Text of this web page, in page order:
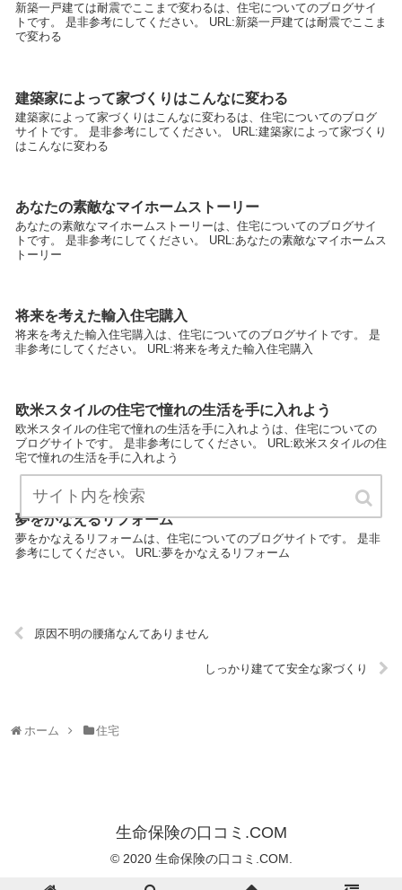
新築一戸建ては耐震でここまで変わるは、住宅についてのブログサイ
トです。 是非参考にしてください。 URL:新築一戸建ては耐震でここま
で変わる
建築家によって家づくりはこんなに変わる
建築家によって家づくりはこんなに変わるは、住宅についてのブログ
サイトです。 是非参考にしてください。 URL:建築家によって家づくり
はこんなに変わる
あなたの素敵なマイホームストーリー
あなたの素敵なマイホームストーリーは、住宅についてのブログサイ
トです。 是非参考にしてください。 URL:あなたの素敵なマイホームス
トーリー
将来を考えた輸入住宅購入
将来を考えた輸入住宅購入は、住宅についてのブログサイトです。 是
非参考にしてください。 URL:将来を考えた輸入住宅購入
欧米スタイルの住宅で憧れの生活を手に入れよう
欧米スタイルの住宅で憧れの生活を手に入れようは、住宅についての
ブログサイトです。 是非参考にしてください。 URL:欧米スタイルの住
宅で憧れの生活を手に入れよう
夢をかなえるリフォーム
夢をかなえるリフォームは、住宅についてのブログサイトです。 是非
参考にしてください。 URL:夢をかなえるリフォーム
原因不明の腰痛なんてありません
しっかり建てて安全な家づくり
ホーム 住宅
生命保険の口コミ.COM
© 2020 生命保険の口コミ.COM.